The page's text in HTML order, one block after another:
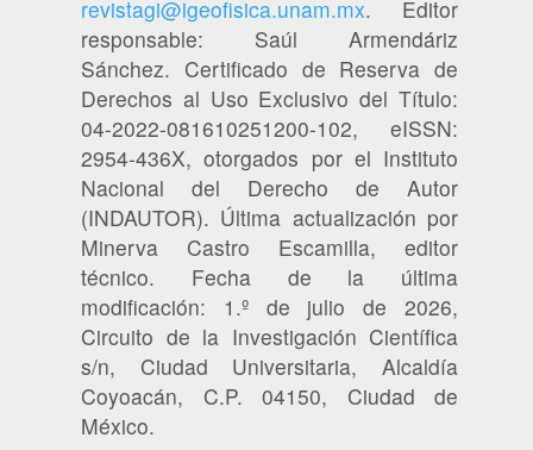
revistagi@igeofisica.unam.mx. Editor
responsable: Saúl Armendáriz
Sánchez. Certificado de Reserva de
Derechos al Uso Exclusivo del Título:
04-2022-081610251200-102, eISSN:
2954-436X, otorgados por el Instituto
Nacional del Derecho de Autor
(INDAUTOR). Última actualización por
Minerva Castro Escamilla, editor
técnico. Fecha de la última
modificación: 1.º de julio de 2026,
Circuito de la Investigación Científica
s/n, Ciudad Universitaria, Alcaldía
Coyoacán, C.P. 04150, Ciudad de
México.